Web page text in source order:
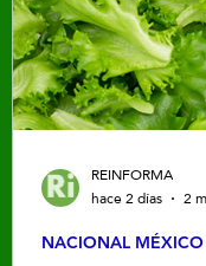
NACIONAL MÉXICO
REINFORMA
hace 2 días
2